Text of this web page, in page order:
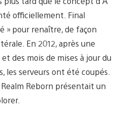
officiellement. Final
» pour renaître, de façon
En 2012, après une
des mois de mises à jour du
les serveurs ont été coupés.
Reborn présentait un